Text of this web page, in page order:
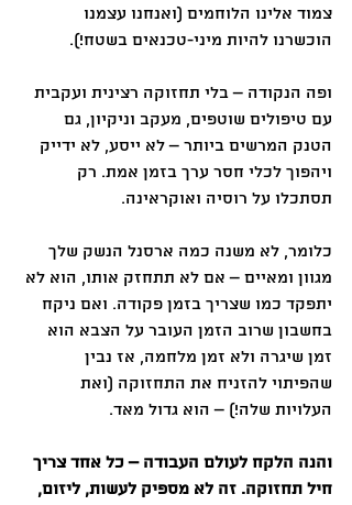
צמוד אלינו הלוחמים (ואנחנו עצמנו
הוכשרנו להיות מיני-טכנאים בשטח!).
ופה הנקודה – בלי תחזוקה רצינית ועקבית
עם טיפולים שוטפים, מעקב וניקיון, גם
הטנק המרשים ביותר – לא ייסע, לא ידייק
ויהפוך לכלי חסר ערך בזמן אמת. רק
תסתכלו על רוסיה ואוקראינה.
כלומר, לא משנה כמה ארסנל הנשק שלך
מגוון ומאיים – אם לא תתחזק אותו, הוא לא
יתפקד כמו שצריך בזמן פקודה. ואם ניקח
בחשבון שרוב הזמן העובר על הצבא הוא
זמן שיגרה ולא זמן מלחמה, אז נבין
שהפיתוי להזניח את התחזוקה (ואת
העלויות שלה!) – הוא גדול מאד.
והנה הלקח לעולם העבודה – כל אחד צריך
חיל תחזוקה. זה לא מספיק לעשות, ליזום,